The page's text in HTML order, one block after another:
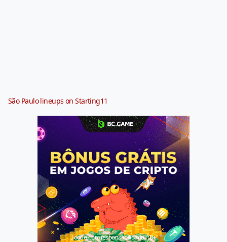
São Paulo lineups on Starting11
Jogue com responsabilidade. 18+